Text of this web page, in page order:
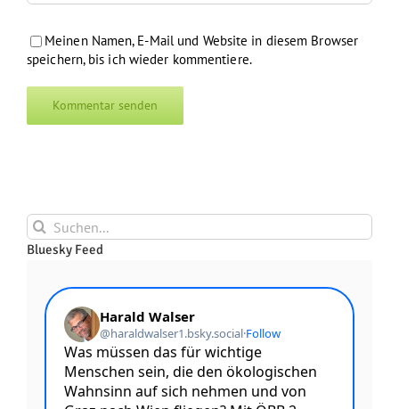
Meinen Namen, E-Mail und Website in diesem Browser
speichern, bis ich wieder kommentiere.
Suche
nach:
Bluesky Feed